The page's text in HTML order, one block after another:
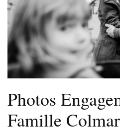
Photos
Famille Colmar